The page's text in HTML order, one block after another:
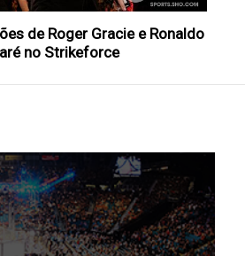
de Roger Gracie e Ronaldo
no Strikeforce